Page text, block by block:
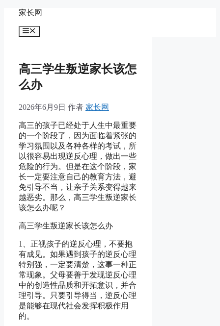
家长网
菜
高三学生叛逆家长该怎
么办
2026年6月9日 作者 家长网
高三的孩子已经处于人生中最重要
的一个阶段了，因为面临着紧张的
学习氛围以及各种各样的考试，所
以很容易出现逆反心理，做出一些
危险的行为。但是在这个阶段，家
长一定要注意自己的教育方法，避
免引导不当，让亲子关系变得越来
越恶劣。那么，高三学生叛逆家长
该怎么办呢？
高三学生叛逆家长该怎么办
1、正视孩子的逆反心理，不要抱
有成见。如果遇到孩子的逆反心理
特别强，一定要清楚，这事一种正
常现象。父母要善于发现逆反心理
中的创造性品质和开拓意识，并合
理引导。只要引导得当，逆反心理
是能够在现代社会发挥积极作用
的。